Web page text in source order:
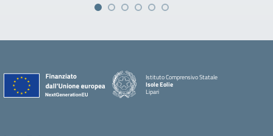
Istituto Comprensivo Statale
Isole Eolie
Lipari